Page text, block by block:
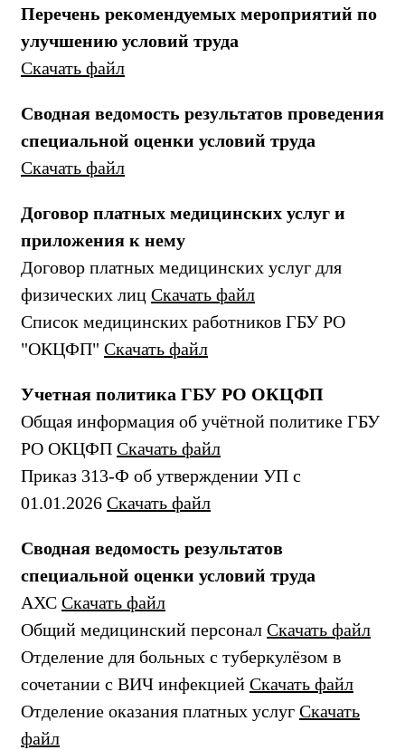
Перечень рекомендуемых мероприятий по
улучшению условий труда
Скачать файл
Сводная ведомость результатов проведения
специальной оценки условий труда
Скачать файл
Договор платных медицинских услуг и
приложения к нему
Договор платных медицинских услуг для
физических лиц Скачать файл
Список медицинских работников ГБУ РО
"ОКЦФП" Скачать файл
Учетная политика ГБУ РО ОКЦФП
Общая информация об учётной политике ГБУ
РО ОКЦФП Скачать файл
Приказ 313-Ф об утверждении УП с
01.01.2026 Скачать файл
Сводная ведомость результатов
специальной оценки условий труда
АХС Скачать файл
Общий медицинский персонал Скачать файл
Отделение для больных с туберкулёзом в
сочетании с ВИЧ инфекцией Скачать файл
Отделение оказания платных услуг Скачать
файл